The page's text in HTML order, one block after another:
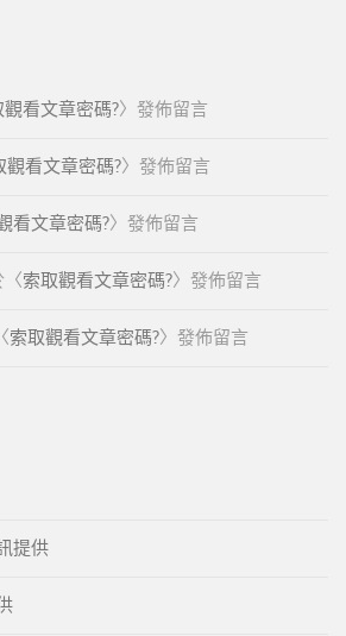
觀看文章密碼?〉發佈留言
觀看文章密碼?〉發佈留言
看文章密碼?〉發佈留言
〈索取觀看文章密碼?〉發佈留言
索取觀看文章密碼?〉發佈留言
提供